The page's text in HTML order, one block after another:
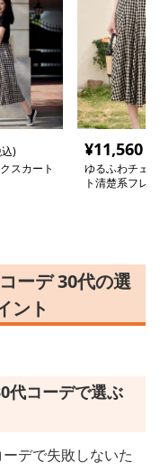
)
スカート
¥11,560
ゆるふわチェ
ト清楚系フレ
ーデ 30代の選
ント
代コーデで選ぶ
デで失敗しないた